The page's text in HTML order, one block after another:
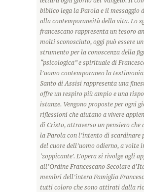
biblico lega la Parola e il messaggio
alla contemporaneità della vita. Lo
francescano rappresenta un tesoro
molti sconosciuto, oggi può essere
strumento per la conoscenza della
“psicologica” e spirituale di
l’uomo contemporaneo la
Santo di Assisi rappresenta una
offre un respiro più ampio e una
istanze. Vengono proposte per ogni
riflessioni che aiutano a vivere
di Cristo, attraverso un pensiero che
la Parola con l’intento di scardinare
del cuore dell’uomo odierno, a volte
‘zoppicante’. L’opera si rivolge agli
all’Ordine Francescano Secolare
membri dell’intera Famiglia
tutti coloro che sono attirati dalla